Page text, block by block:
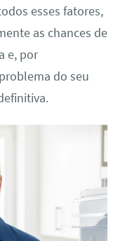
esses fatores,
as chances de
e, por
do seu